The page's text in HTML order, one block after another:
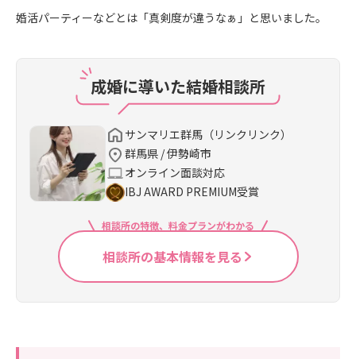
婚活パーティーなどとは「真剣度が違うなぁ」と思いました。
成婚に導いた結婚相談所
サンマリエ群馬（リンクリンク）
群馬県 / 伊勢崎市
オンライン面談対応
IBJ AWARD PREMIUM受賞
相談所の特徴、料金プランがわかる
相談所の基本情報を見る